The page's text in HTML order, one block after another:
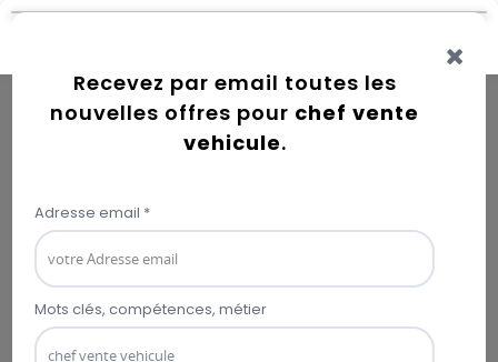
Error while getting user information